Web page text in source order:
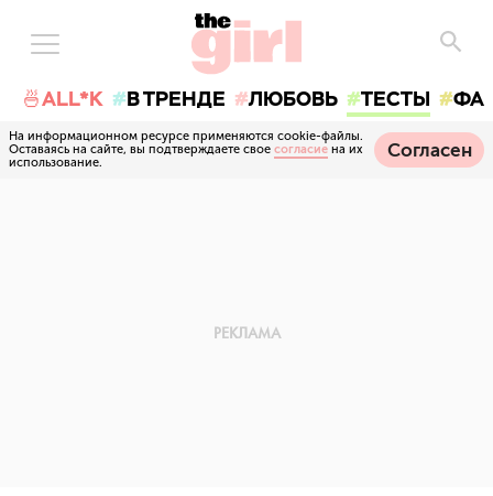
🍜ALL*K В ТРЕНДЕ ЛЮБОВЬ ТЕСТЫ
На информационном ресурсе применяются cookie-файлы.
Оставаясь на сайте, вы подтверждаете свое согласие на их
использование.
Согласен